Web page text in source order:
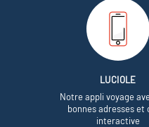
LUCIOLE
Notre appli voyage
bonnes adresses et
interactive